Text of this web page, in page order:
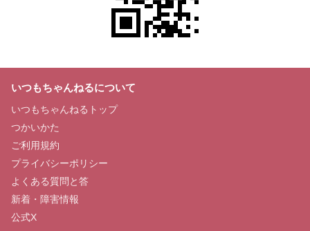
いつもちゃんねるについて
いつもちゃんねるトップ
つかいかた
ご利用規約
プライバシーポリシー
よくある質問と答
新着・障害情報
公式X